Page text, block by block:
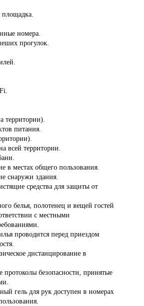
площадка.
номера.
прогулок.
территории).
питания.
всей территории.
в местах общего пользования.
снаружи здания.
средства для защиты от
белья, полотенец и вещей гостей
с местными
проводится перед приездом
дистанцирование в
протоколы безопасности, принятые
гель для рук доступен в номерах